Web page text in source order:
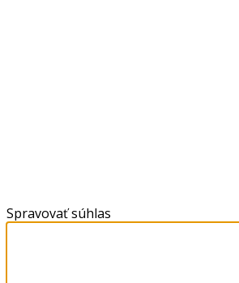
Spravovať súhlas